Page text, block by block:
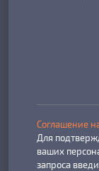
Соглашение
Для
ваших
запроса